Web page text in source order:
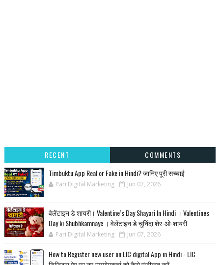
RECENT
COMMENTS
Timbuktu App Real or Fake in Hindi? जानिए पूरी सच्चाई
Pari Digital Marketing Jun 07, 2026
वेलेंटाइन डे शायरी। Valentine’s Day Shayari In Hindi । Valentines
Day ki Shubhkamnaye । वेलेंटाइन डे चुनिंदा शेर-ओ-शायरी
Pari Digital Marketing Jun 07, 2026
How to Register new user on LIC digital App in Hindi - LIC